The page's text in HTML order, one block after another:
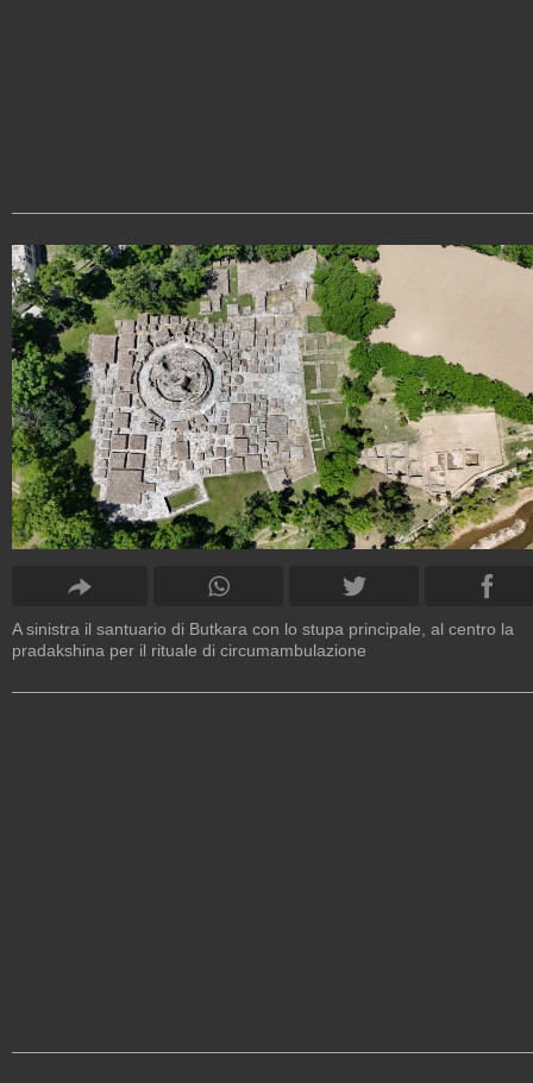
A sinistra il santuario di Butkara con lo stupa principale, al centro la
pradakshina per il rituale di circumambulazione